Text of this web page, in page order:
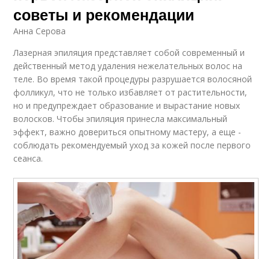
советы и рекомендации
Анна Серова
Лазерная эпиляция представляет собой современный и
действенный метод удаления нежелательных волос на
теле. Во время такой процедуры разрушается волосяной
фолликул, что не только избавляет от растительности,
но и предупреждает образование и вырастание новых
волосков. Чтобы эпиляция принесла максимальный
эффект, важно довериться опытному мастеру, а еще -
соблюдать рекомендуемый уход за кожей после первого
сеанса.